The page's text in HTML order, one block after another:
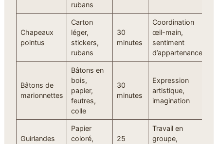
rubans
Chapeaux
pointus
Carton
léger,
stickers,
rubans
30
minutes
Coordination
œil-main,
sentiment
d’appartenance
Bâtons de
marionnettes
Bâtons en
bois,
papier,
feutres,
colle
30
minutes
Expression
artistique,
imagination
Guirlandes
Papier
coloré,
25
Travail en
groupe,